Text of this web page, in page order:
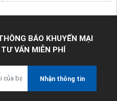
BÁO KHUYẾN MẠI
VẤN MIỄN PHÍ
Nhận thông tin